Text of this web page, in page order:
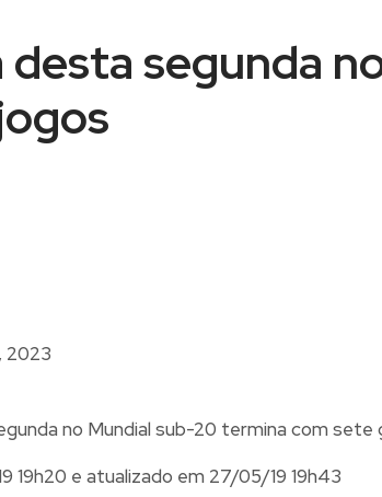
desta segunda
2023
19h20 e atualizado em 27/05/19 19h43